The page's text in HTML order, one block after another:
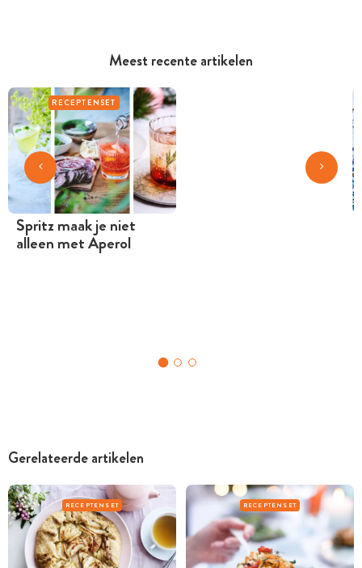
Meest recente artikelen
RECEPTENSET
Spritz maak je niet
alleen met Aperol
Gerelateerde artikelen
RECEPTENSET RECEPTENSET